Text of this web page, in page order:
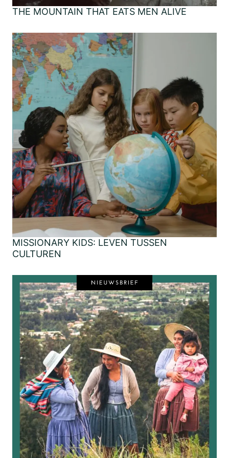
THE MOUNTAIN THAT EATS MEN ALIVE
MISSIONARY KIDS: LEVEN TUSSEN
CULTUREN